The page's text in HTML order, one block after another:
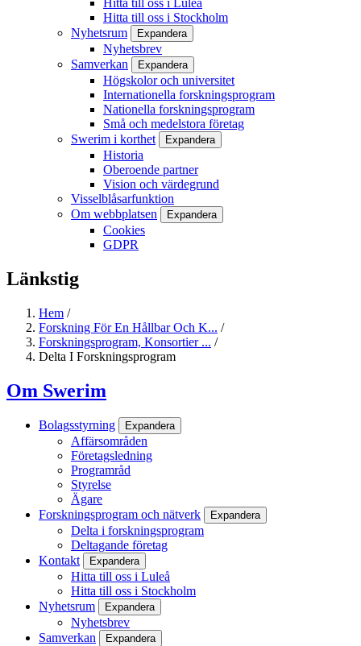
Hitta till oss i Stockholm
Nyhetsrum
Expandera
Nyhetsbrev
Samverkan
Expandera
Högskolor och universitet
Internationella forskningsprogram
Nationella forskningsprogram
Små och medelstora företag
Swerim i korthet
Expandera
Historia
Oberoende partner
Vision och värdegrund
Visselblåsarfunktion
Om webbplatsen
Expandera
Cookies
GDPR
Länkstig
Hem /
Forskning För En Hållbar Och K... /
Forskningsprogram, Konsortier ... /
Delta I Forskningsprogram
Om Swerim
Bolagsstyrning Expandera
Affärsområden
Företagsledning
Programråd
Styrelse
Ägare
Forskningsprogram och nätverk
Expandera
Delta i forskningsprogram
Deltagande företag
Kontakt
Expandera
Hitta till oss i Luleå
Hitta till oss i Stockholm
Nyhetsrum
Expandera
Nyhetsbrev
Samverkan
Expandera